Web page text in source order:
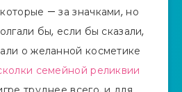
— за значками, но
бы, если бы сказали,
о желанной косметике
семейной реликвии